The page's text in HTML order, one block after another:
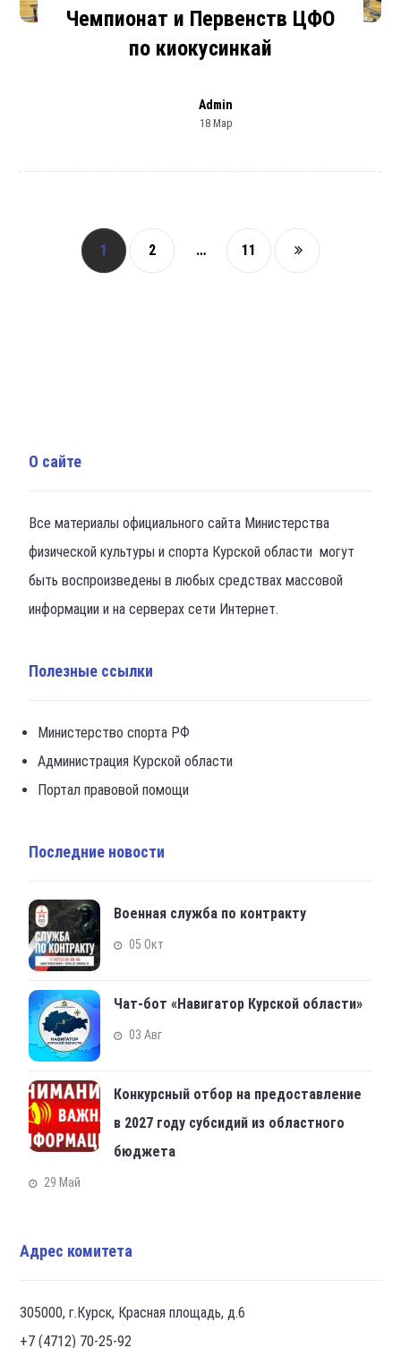
Чемпионат и Первенств ЦФО
по киокусинкай
Admin
18 Мар
1 2 … 11
О сайте
Все материалы официального сайта Министерства
физической культуры и спорта Курской области могут
быть воспроизведены в любых средствах массовой
информации и на серверах сети Интернет.
Полезные ссылки
Министерство спорта РФ
Администрация Курской области
Портал правовой помощи
Последние новости
Военная служба по контракту
05 Окт
Чат-бот «Навигатор Курской области»
03 Авг
Конкурсный отбор на предоставление
в 2027 году субсидий из областного
бюджета
29 Май
Адрес комитета
305000, г.Курск, Красная площадь, д.6
+7 (4712) 70-25-92